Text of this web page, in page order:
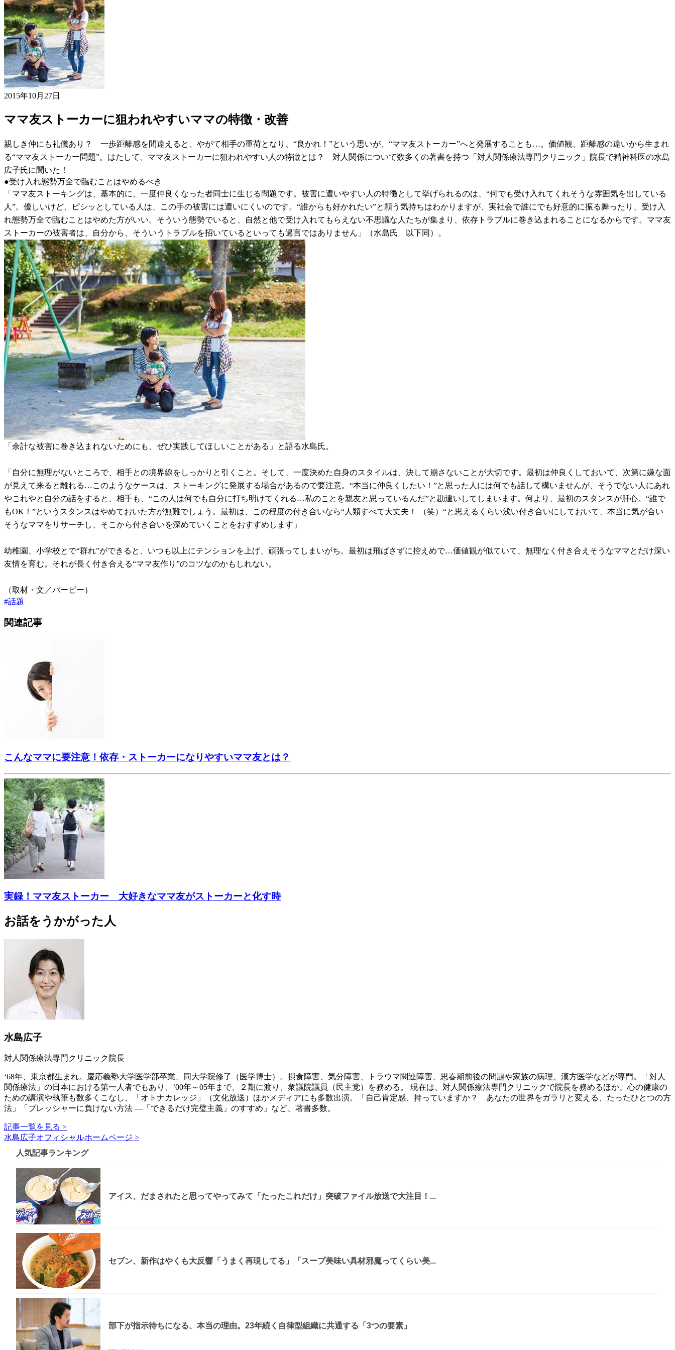
2015年10月27日
ママ友ストーカーに狙われやすいママの特徴・改善
親しき仲にも礼儀あり？ 一歩距離感を間違えると、やがて相手の重荷となり、“良かれ！”という思いが、“ママ友ストーカー”へと発展することも…。価値観、距離感の違いから生まれ
る“ママ友ストーカー問題”。はたして、ママ友ストーカーに狙われやすい人の特徴とは？ 対人関係について数多くの著書を持つ「対人関係療法専門クリニック」院長で精神科医の水島
広子氏に聞いた！
●受け入れ態勢万全で臨むことはやめるべき
「ママ友ストーキングは、基本的に、一度仲良くなった者同士に生じる問題です。被害に遭いやすい人の特徴として挙げられるのは、“何でも受け入れてくれそうな雰囲気を出している
人”。優しいけど、ピシッとしている人は、この手の被害には遭いにくいのです。“誰からも好かれたい”と願う気持ちはわかりますが、実社会で誰にでも好意的に振る舞ったり、受け入
れ態勢万全で臨むことはやめた方がいい。そういう態勢でいると、自然と他で受け入れてもらえない不思議な人たちが集まり、依存トラブルに巻き込まれることになるからです。ママ友
ストーカーの被害者は、自分から、そういうトラブルを招いているといっても過言ではありません」（水島氏 以下同）。
「余計な被害に巻き込まれないためにも、ぜひ実践してほしいことがある」と語る水島氏。
「自分に無理がないところで、相手との境界線をしっかりと引くこと。そして、一度決めた自身のスタイルは、決して崩さないことが大切です。最初は仲良くしておいて、次第に嫌な面
が見えて来ると離れる…このようなケースは、ストーキングに発展する場合があるので要注意。“本当に仲良くしたい！”と思った人には何でも話して構いませんが、そうでない人にあれ
やこれやと自分の話をすると、相手も、“この人は何でも自分に打ち明けてくれる…私のことを親友と思っているんだ”と勘違いしてしまいます。何より、最初のスタンスが肝心。“誰で
もOK！”というスタンスはやめておいた方が無難でしょう。最初は、この程度の付き合いなら“人類すべて大丈夫！ （笑）“と思えるくらい浅い付き合いにしておいて、本当に気が合い
そうなママをリサーチし、そこから付き合いを深めていくことをおすすめします」
幼稚園、小学校とで“群れ”ができると、いつも以上にテンションを上げ、頑張ってしまいがち。最初は飛ばさずに控えめで…価値観が似ていて、無理なく付き合えそうなママとだけ深い
友情を育む。それが長く付き合える“ママ友作り”のコツなのかもしれない。
（取材・文／バービー）
#話題
関連記事
こんなママに要注意！依存・ストーカーになりやすいママ友とは？
実録！ママ友ストーカー 大好きなママ友がストーカーと化す時
お話をうかがった人
水島広子
対人関係療法専門クリニック院長
‘68年、東京都生まれ。慶応義塾大学医学部卒業、同大学院修了（医学博士）。摂食障害、気分障害、トラウマ関連障害、思春期前後の問題や家族の病理、漢方医学などが専門。「対人
関係療法」の日本における第一人者でもあり、’00年～05年まで、２期に渡り、衆議院議員（民主党）を務める。 現在は、対人関係療法専門クリニックで院長を務めるほか、心の健康の
ための講演や執筆も数多くこなし、「オトナカレッジ」（文化放送）ほかメディアにも多数出演。「自己肯定感、持っていますか？ あなたの世界をガラリと変える、たったひとつの方
法」「プレッシャーに負けない方法 ―「できるだけ完璧主義」のすすめ」など、著書多数。
記事一覧を見る >
水島広子オフィシャルホームページ >
人気記事ランキング
アイス、だまされたと思ってやってみて「たったこれだけ」突破ファイル放送で大注目！...
セブン、新作はやくも大反響「うまく再現してる」「スープ美味い具材邪魔ってくらい美...
部下が指示待ちになる、本当の理由。23年続く自律型組織に共通する「3つの要素」